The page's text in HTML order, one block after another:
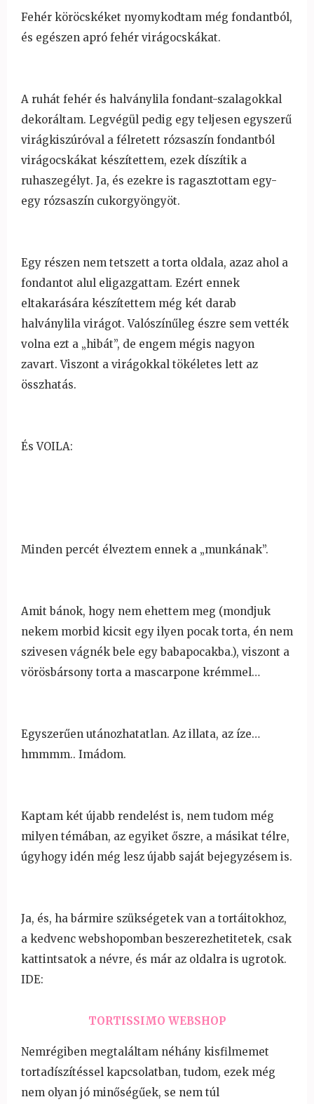
Fehér köröcskéket nyomykodtam még fondantból,
és egészen apró fehér virágocskákat.
A ruhát fehér és halványlila fondant-szalagokkal
dekoráltam. Legvégül pedig egy teljesen egyszerű
virágkiszúróval a félretett rózsaszín fondantból
virágocskákat készítettem, ezek díszítik a
ruhaszegélyt. Ja, és ezekre is ragasztottam egy-
egy rózsaszín cukorgyöngyöt.
Egy részen nem tetszett a torta oldala, azaz ahol a
fondantot alul eligazgattam. Ezért ennek
eltakarására készítettem még két darab
halványlila virágot. Valószínűleg észre sem vették
volna ezt a „hibát”, de engem mégis nagyon
zavart. Viszont a virágokkal tökéletes lett az
összhatás.
És VOILA:
Minden percét élveztem ennek a „munkának”.
Amit bánok, hogy nem ehettem meg (mondjuk
nekem morbid kicsit egy ilyen pocak torta, én nem
szivesen vágnék bele egy babapocakba.), viszont a
vörösbársony torta a mascarpone krémmel…
Egyszerűen utánozhatatlan. Az illata, az íze…
hmmmm.. Imádom.
Kaptam két újabb rendelést is, nem tudom még
milyen témában, az egyiket őszre, a másikat télre,
úgyhogy idén még lesz újabb saját bejegyzésem is.
Ja, és, ha bármire szükségetek van a tortáitokhoz,
a kedvenc webshopomban beszerezhetitetek, csak
kattintsatok a névre, és már az oldalra is ugrotok.
IDE:
TORTISSIMO WEBSHOP
Nemrégiben megtaláltam néhány kisfilmemet
tortadíszítéssel kapcsolatban, tudom, ezek még
nem olyan jó minőségűek, se nem túl